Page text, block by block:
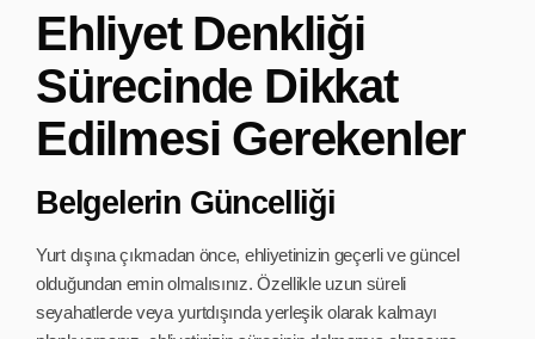
Ehliyet Denkliği
Sürecinde Dikkat
Edilmesi Gerekenler
Belgelerin Güncelliği
Yurt dışına çıkmadan önce, ehliyetinizin geçerli ve güncel
olduğundan emin olmalısınız. Özellikle uzun süreli
seyahatlerde veya yurtdışında yerleşik olarak kalmayı